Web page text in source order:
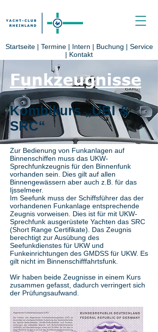
Startseite| Termine | Intern | Buchung | Service
| Kontakt
Funkzeugnisse
Kombikurs „UBI &
SRC“
Zur Bedienung von Funkanlagen auf
Binnenschiffen muss das UKW-
Sprechfunkzeugnis für den Binnenfunk
vorhanden sein. Dies gilt auf allen
Binnengewässern aber auch z.B. für das
Ijsselmeer.
Im Seefunk muss der Schiffsführer das der
vorhandenen Funkanlage entsprechende
Zeugnis vorweisen. Dies ist für mit UKW-
Sprechfunk ausgerüstete Yachten das SRC
(Short Range Certifikate). Das Zeugnis
berechtigt zur Ausübung des
Seefunkdienstes für UKW und
Funkeinrichtungen des GMDSS für UKW. Es
gilt nicht im Binnenschifffahrtsfunk.
Wir haben beide Zeugnisse in einem Kurs
zusammen gefasst, dadurch verringert sich
der Prüfungsaufwand.